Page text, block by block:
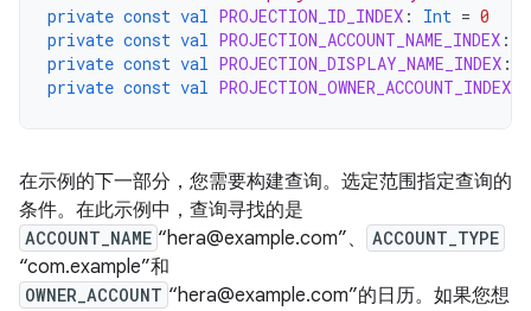
private const val PROJECTION_ID_INDEX : Int = 0
private const val PROJECTION_ACCOUNT_NAME_INDEX :
private const val PROJECTION_DISPLAY_NAME_INDEX :
private const val PROJECTION_OWNER_ACCOUNT_INDEX
在示例的下一部分，您需要构建查询。选定范围指定查询的
条件。在此示例中，查询寻找的是
ACCOUNT_NAME “hera@example.com”、 ACCOUNT_TYPE
“com.example”和
OWNER_ACCOUNT “hera@example.com”的日历。如果您想